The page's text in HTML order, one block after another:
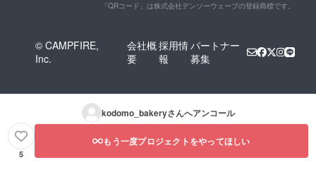
「QRコード」は株式会社デンソーウェーブの登録商標です。
© CAMPFIRE,
Inc.
会社概
要
採用情
報
パートナー
募集
kodomo_bakeryさんへアンコール
5
もう一度プロジェクトをやってほしい